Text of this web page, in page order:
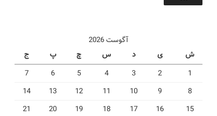
آگوست 2026
ش
ی د س چ پ
ج
1
2
3
4
5
6
7
8
9
10
11
12
13
14
15
16
17
18
19
20
21